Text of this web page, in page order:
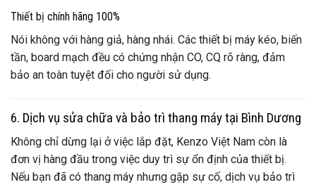
Thiết bị chính hãng 100%
Nói không với hàng giả, hàng nhái. Các thiết bị máy kéo, biến
tần, board mạch đều có chứng nhận CO, CQ rõ ràng, đảm
bảo an toàn tuyệt đối cho người sử dụng.
6. Dịch vụ sửa chữa và bảo trì thang máy tại Bình Dương
Không chỉ dừng lại ở việc lắp đặt, Kenzo Việt Nam còn là
đơn vị hàng đầu trong việc duy trì sự ổn định của thiết bị.
Nếu bạn đã có thang máy nhưng gặp sự cố, dịch vụ bảo trì